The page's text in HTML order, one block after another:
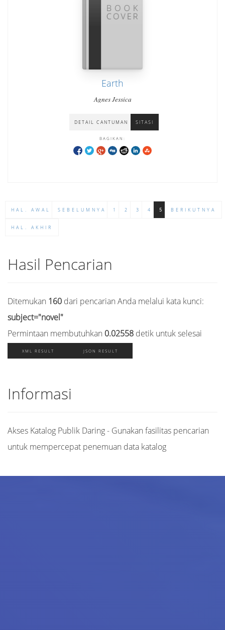
Earth
Agnes Jessica
DETAIL CANTUMAN SITASI
BAGIKAN:
HAL. AWAL SEBELUMNYA 1 2 3 4 5 BERIKUTNYA
HAL. AKHIR
Hasil Pencarian
Ditemukan 160 dari pencarian Anda melalui kata kunci:
subject="novel"
Permintaan membutuhkan 0.02558 detik untuk selesai
XML RESULT JSON RESULT
Informasi
Akses Katalog Publik Daring - Gunakan fasilitas pencarian
untuk mempercepat penemuan data katalog
Judul
Pengarang
Subjek
Tipe Koleksi